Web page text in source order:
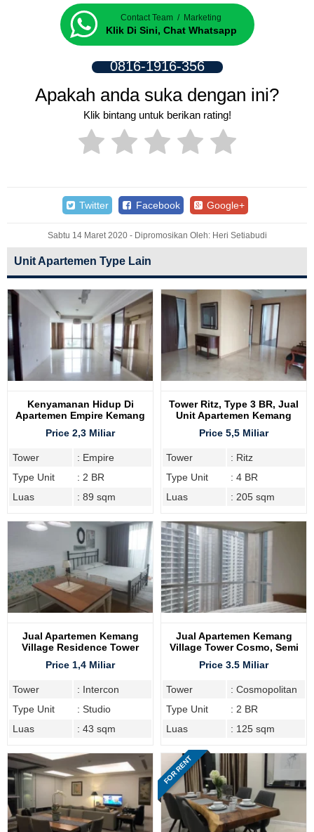
Contact Team / Marketing
Klik Di Sini, Chat Whatsapp
0816-1916-356
Apakah anda suka dengan ini?
Klik bintang untuk berikan rating!
Twitter Facebook Google+
Sabtu 14 Maret 2020 - Dipromosikan Oleh: Heri Setiabudi
Unit Apartemen Type Lain
Kenyamanan Hidup Di
Apartemen Empire Kemang
Price 2,3 Miliar
Tower
: Empire
Type Unit
: 2 BR
Luas
: 89 sqm
Tower Ritz, Type 3 BR, Jual
Unit Apartemen Kemang
Price 5,5 Miliar
Tower
: Ritz
Type Unit
: 4 BR
Luas
: 205 sqm
Jual Apartemen Kemang
Village Residence Tower
Price 1,4 Miliar
Tower
: Intercon
Type Unit
: Studio
Luas
: 43 sqm
Jual Apartemen Kemang
Village Tower Cosmo, Semi
Price 3.5 Miliar
Tower
: Cosmopolitan
Type Unit
: 2 BR
Luas
: 125 sqm
FOR RENT